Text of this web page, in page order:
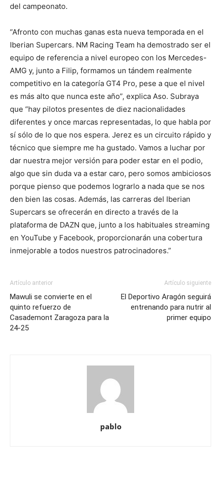
del campeonato.
“Afronto con muchas ganas esta nueva temporada en el
Iberian Supercars. NM Racing Team ha demostrado ser el
equipo de referencia a nivel europeo con los Mercedes-
AMG y, junto a Filip, formamos un tándem realmente
competitivo en la categoría GT4 Pro, pese a que el nivel
es más alto que nunca este año”, explica Aso. Subraya
que “hay pilotos presentes de diez nacionalidades
diferentes y once marcas representadas, lo que habla por
sí sólo de lo que nos espera. Jerez es un circuito rápido y
técnico que siempre me ha gustado. Vamos a luchar por
dar nuestra mejor versión para poder estar en el podio,
algo que sin duda va a estar caro, pero somos ambiciosos
porque pienso que podemos lograrlo a nada que se nos
den bien las cosas. Además, las carreras del Iberian
Supercars se ofrecerán en directo a través de la
plataforma de DAZN que, junto a los habituales streaming
en YouTube y Facebook, proporcionarán una cobertura
inmejorable a todos nuestros patrocinadores.”
Artículo anterior
Mawuli se convierte en el
quinto refuerzo de
Casademont Zaragoza para la
24-25
Artículo siguiente
El Deportivo Aragón seguirá
entrenando para nutrir al
primer equipo
pablo